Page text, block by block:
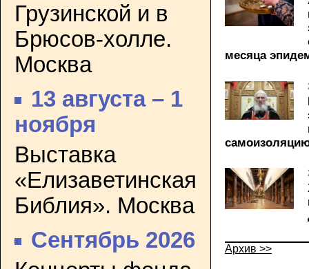
Грузинской и в
Брюсов-холле.
Москва
13 августа – 1
ноября
Выставка
«Елизаветинская
Библия». Москва
Сентябрь 2026
месяца
Архив >>